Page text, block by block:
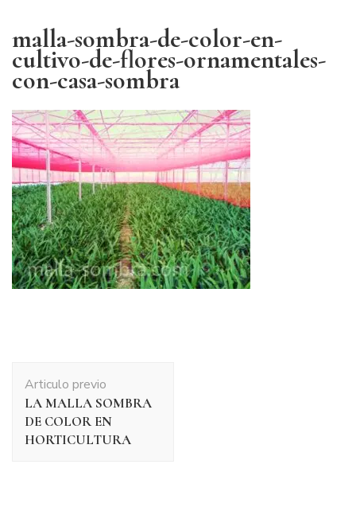
malla-sombra-de-color-en-
cultivo-de-flores-ornamentales-
con-casa-sombra
de
publicación
Articulo previo
LA MALLA SOMBRA
DE COLOR EN
HORTICULTURA